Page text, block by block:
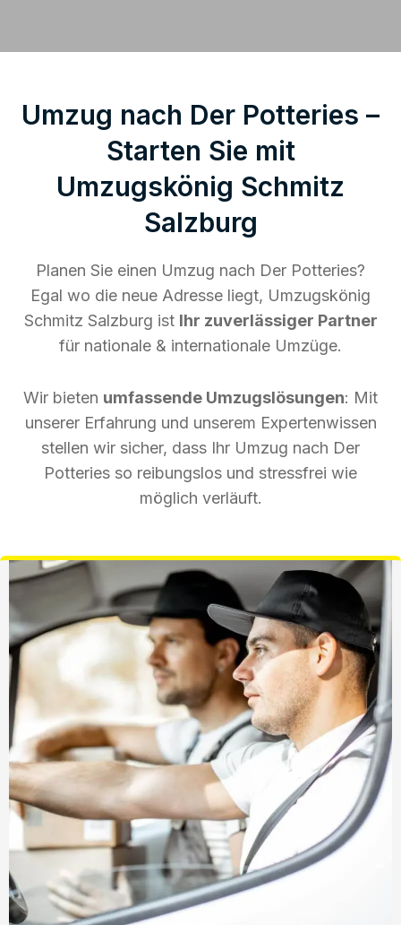
Umzug nach Der Potteries –
Starten Sie mit
Umzugskönig Schmitz
Salzburg
Planen Sie einen Umzug nach Der Potteries?
Egal wo die neue Adresse liegt, Umzugskönig
Schmitz Salzburg ist Ihr zuverlässiger Partner
für nationale & internationale Umzüge.
Wir bieten umfassende Umzugslösungen: Mit
unserer Erfahrung und unserem Expertenwissen
stellen wir sicher, dass Ihr Umzug nach Der
Potteries so reibungslos und stressfrei wie
möglich verläuft.